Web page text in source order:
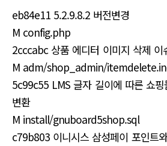
eb84e11 5.2.9.8.2 버전변경
M config.php
2cccabc 상품 에디터 이미지 삭제 이
M adm/shop_admin/
5c99c55 LMS 글자 길이에 따른 쇼
변환
M install/gnuboard5shop.sql
c79b803 이니시스 삼성페이 포인트